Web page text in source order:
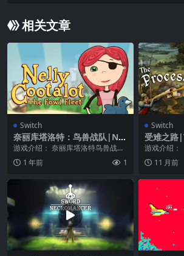
相关文章
Switch
奈丽库塔洛特：鸟兽战队|Nel
ly Cootalot: The Fowl Fleet
游戏介绍： 奈丽库塔洛特鸟兽战队
游戏是一款解谜类游戏，在游戏
中，通过剧情去拯救一...
1 年前 1
Switch
受难之路
Calvary
游戏介绍：
的出轨 哈
者已被消灭
11 月前